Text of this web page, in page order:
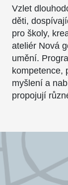
Vzlet
děti,
pro školy,
ateliér Nová
umění.
kompetence,
myšlení a
propojují